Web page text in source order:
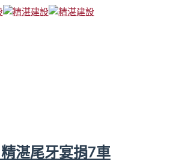
湛尾牙宴捐7車